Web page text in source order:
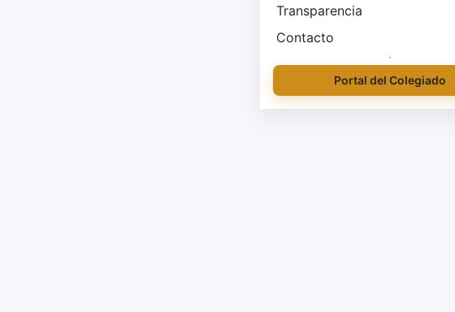
Transparencia
Contacto
Portal del Colegiado